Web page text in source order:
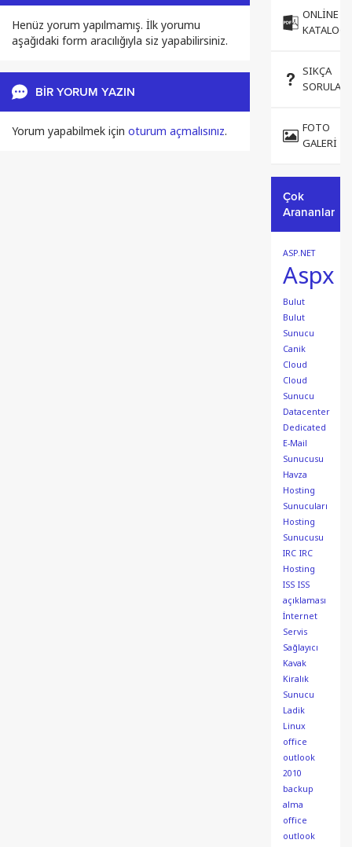
Henüz yorum yapılmamış. İlk yorumu
aşağıdaki form aracılığıyla siz yapabilirsiniz.
BİR YORUM YAZIN
Yorum yapabilmek için oturum açmalısınız.
ONLINE
KATALOG
SIKÇA
FOTO
GALERI
Çok
Arananlar
ASP.NET
Aspx
Bulut
Bulut
Sunucu
Canik
Cloud
Cloud
Sunucu
Datacenter
Dedicated
E-Mail
Sunucusu
Havza
Hosting
Sunucuları
Hosting
Sunucusu
IRC IRC
Hosting
ISS ISS
açıklaması
İnternet
Servis
Sağlayıcı
Kavak
Kiralık
Sunucu
Ladik
Linux
office
outlook
2010
backup
alma
office
outlook